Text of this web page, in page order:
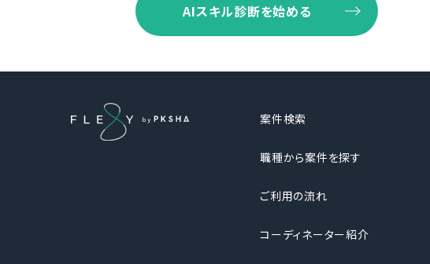
AIスキル診断を始める
案件検索
職種から案件を探す
ご利用の流れ
コーディネーター紹介